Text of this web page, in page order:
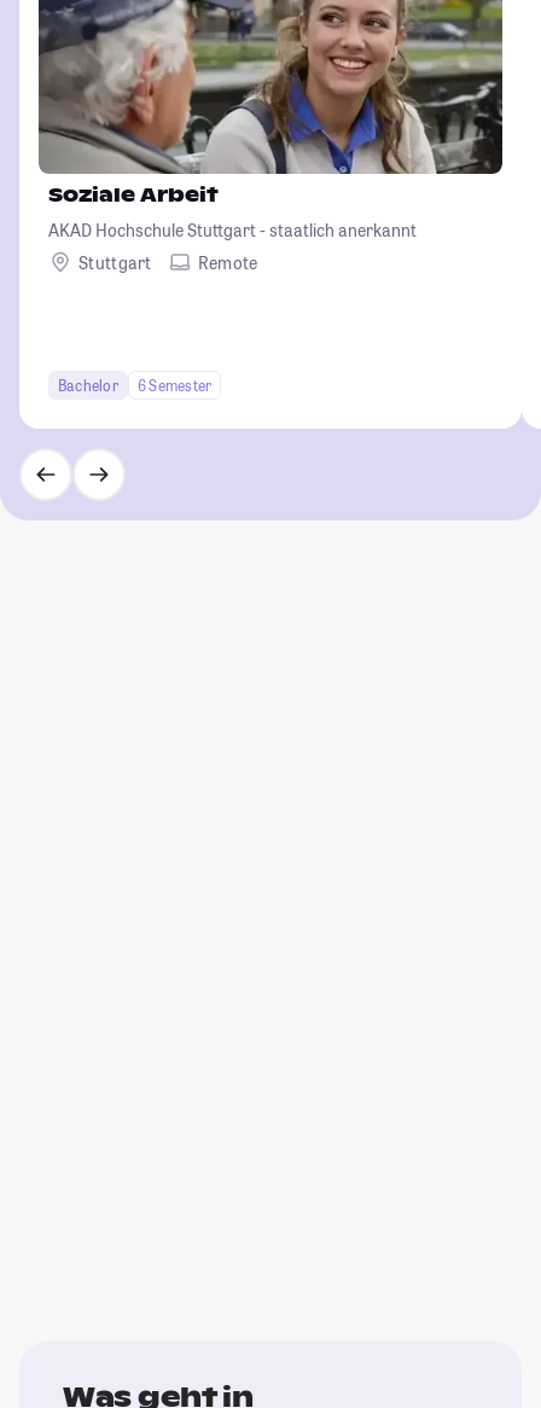
Soziale Arbeit
AKAD Hochschule Stuttgart - staatlich anerkannt
Stuttgart
Remote
Bachelor 6 Semester
Was geht in